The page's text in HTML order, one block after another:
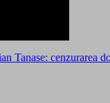
cenzurarea